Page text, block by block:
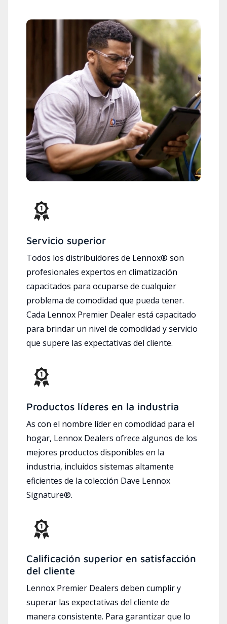
Servicio superior
Todos los distribuidores de Lennox® son
profesionales expertos en climatización
capacitados para ocuparse de cualquier
problema de comodidad que pueda tener.
Cada Lennox Premier Dealer está capacitado
para brindar un nivel de comodidad y servicio
que supere las expectativas del cliente.
Productos líderes en la industria
As con el nombre líder en comodidad para el
hogar, Lennox Dealers ofrece algunos de los
mejores productos disponibles en la
industria, incluidos sistemas altamente
eficientes de la colección Dave Lennox
Signature®.
Calificación superior en satisfacción
del cliente
Lennox Premier Dealers deben cumplir y
superar las expectativas del cliente de
manera consistente. Para garantizar que lo